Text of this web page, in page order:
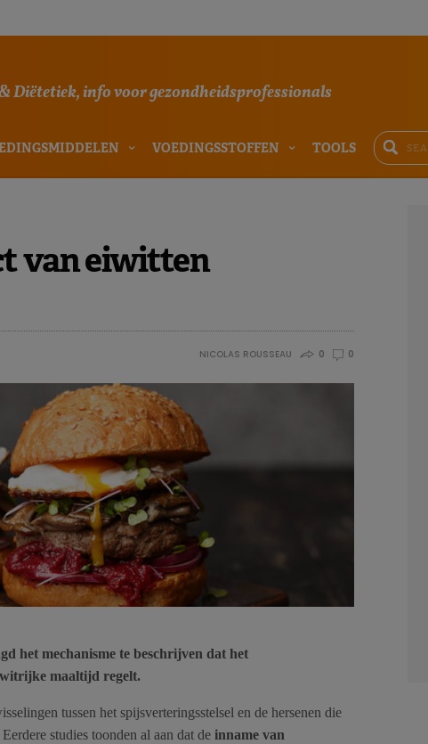
Diëtetiek, info voor gezondheidsprofessionals
VOEDINGSSTOFFEN TOOLS
van eiwitten
NICOLAS ROUSSEAU 0 0
het mechanisme te beschrijven dat het
maaltijd regelt.
tussen het spijsverteringsstelsel en de hersenen die
studies toonden al aan dat de inname van